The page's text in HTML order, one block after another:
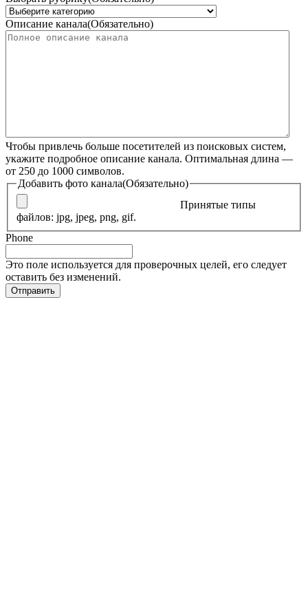
Описание канала(Обязательно)
Чтобы привлечь больше посетителей из поисковых систем,
укажите подробное описание канала. Оптимальная длина —
от 250 до 1000 символов.
Добавить фото канала(Обязательно)
Принятые типы
файлов: jpg, jpeg, png, gif.
Phone
Это поле используется для проверочных целей, его следует
оставить без изменений.